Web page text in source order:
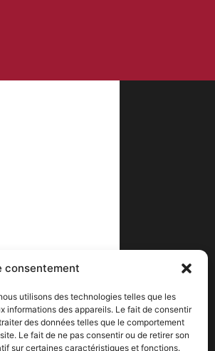
consentement
utilisons des technologies telles que les
informations des appareils. Le fait de consentir
des données telles que le comportement
Le fait de ne pas consentir ou de retirer son
sur certaines caractéristiques et fonctions.